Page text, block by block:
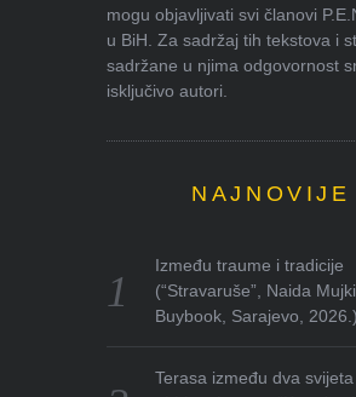
mogu objavljivati svi članovi
u BiH. Za sadržaj tih tekstova i
sadržane u njima odgovornost
isključivo autori.
NAJNOVIJE
Između traume i tradicije
(“Stravaruše”, Naida
Buybook, Sarajevo, 2026.)
Terasa između dva